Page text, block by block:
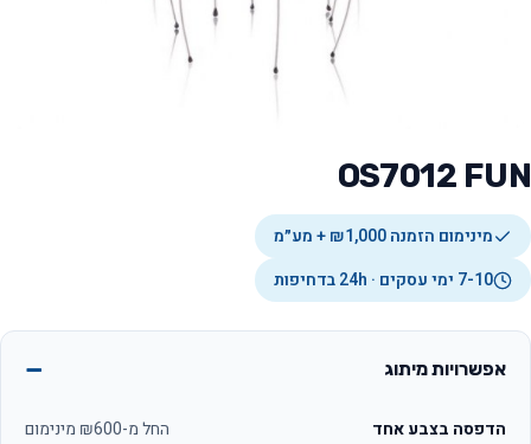
OS7012 FUN
מינימום הזמנה ₪1,000 + מע״מ
7-10 ימי עסקים · 24h בדחיפות
אפשרויות מיתוג
הדפסה בצבע אחד החל מ-₪600 מינימום